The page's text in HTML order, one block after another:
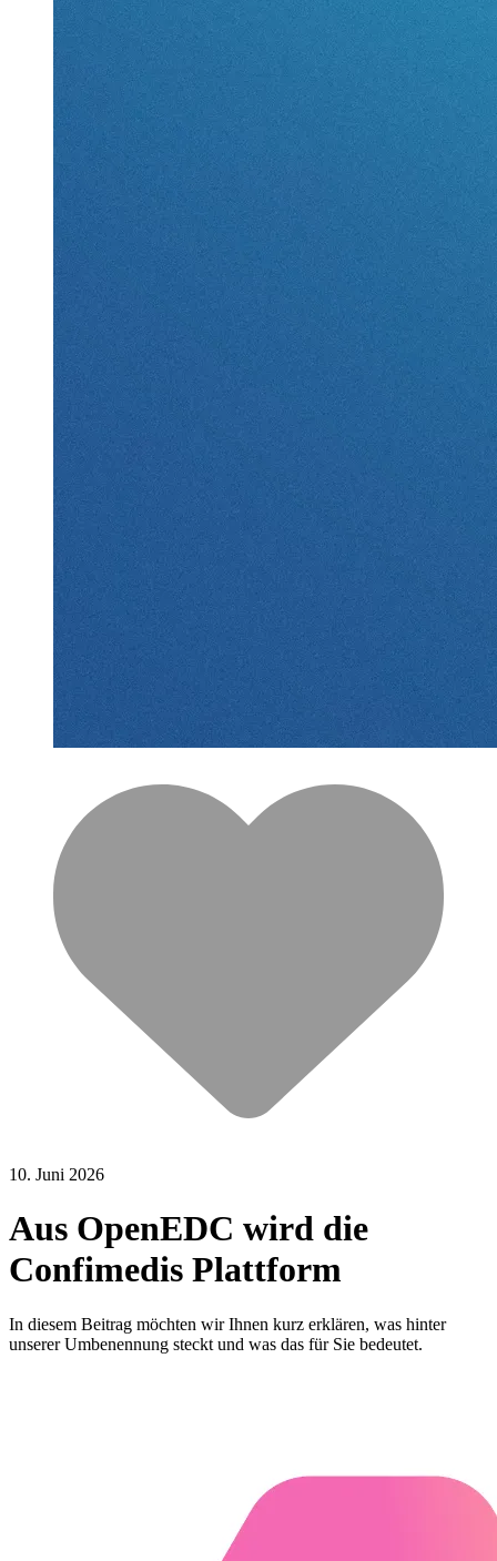
10. Juni 2026
Aus OpenEDC wird die
Confimedis Plattform
In diesem Beitrag möchten wir Ihnen kurz erklären, was hinter
unserer Umbenennung steckt und was das für Sie bedeutet.